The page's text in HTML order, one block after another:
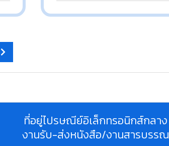
ที่อยู่ไปรษณีย์อิเล็กทรอนิกส์กลาง
งานรับ-ส่งหนังสือ/งานสารบรรณ